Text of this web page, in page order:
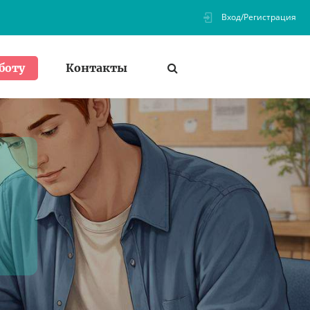
Вход/Регистрация
Контакты